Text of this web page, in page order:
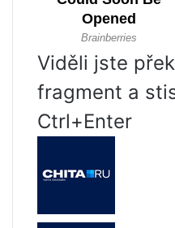
Viděli jste
fragment a
Ctrl+Enter